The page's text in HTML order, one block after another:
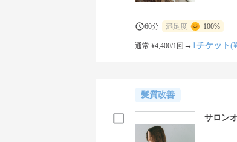
60分 満足度 100%
通常 ¥4,400/1回 → 1チケット
髪質改善
サロン